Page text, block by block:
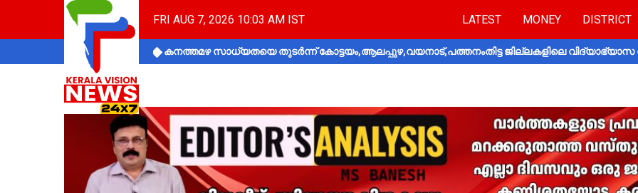
FRI AUG 7, 2026 10:03 AM IST LATEST MONEY DISTRICT
കനത്തമഴ സാധ്യതയെ തുടർന്ന് കോട്ടയം,ആലപ്പുഴ,വയനാട്,പത്തനംതിട്ട ജില്ലകളിലെ വിദ്യാഭ്യാസ